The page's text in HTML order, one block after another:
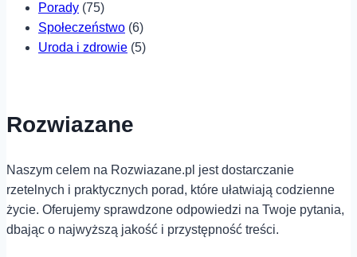
Porady (75)
Społeczeństwo (6)
Uroda i zdrowie (5)
Rozwiazane
Naszym celem na Rozwiazane.pl jest dostarczanie
rzetelnych i praktycznych porad, które ułatwiają codzienne
życie. Oferujemy sprawdzone odpowiedzi na Twoje pytania,
dbając o najwyższą jakość i przystępność treści.